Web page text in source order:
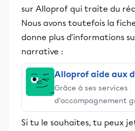
sur Alloprof qui traite du
Nous avons toutefois la
donne plus d'informations
narrative :
Alloprof aide aux
Grâce à ses services
d’accompagnement
stimulants, Alloprof
et leurs parents dans
Si tu le souhaites, tu peux